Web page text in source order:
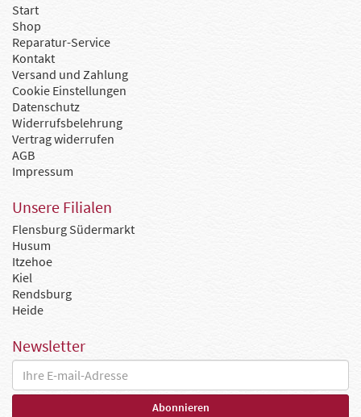
Start
Shop
Reparatur-Service
Kontakt
Versand und Zahlung
Cookie Einstellungen
Datenschutz
Widerrufsbelehrung
Vertrag widerrufen
AGB
Impressum
Unsere Filialen
Flensburg Südermarkt
Husum
Itzehoe
Kiel
Rendsburg
Heide
Newsletter